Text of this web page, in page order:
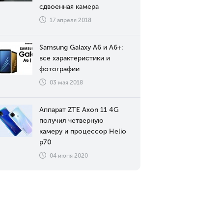
сдвоенная камера
17 апреля 2018
Samsung Galaxy A6 и A6+:
все характеристики и
фотографии
03 мая 2018
Аппарат ZTE Axon 11 4G
получил четверную
камеру и процессор Helio
p70
04 июня 2020